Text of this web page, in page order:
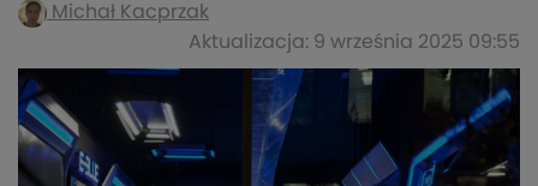
Michał Kacprzak
Aktualizacja: 9 września 2025 09:55